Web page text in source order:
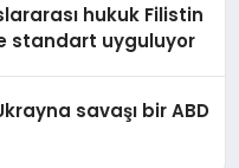
hukuk Filistin
standart uyguluyor
savaşı bir ABD